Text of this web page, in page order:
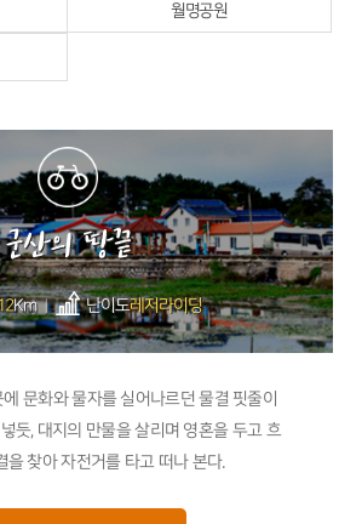
월명공원
군산의 땅끝
Km 난이도레저라이딩
문화와 물자를 실어나르던 물결 핏줄이
듯, 대지의 만물을 살리며 영혼을 두고 흐
을 찾아 자전거를 타고 떠나 본다.